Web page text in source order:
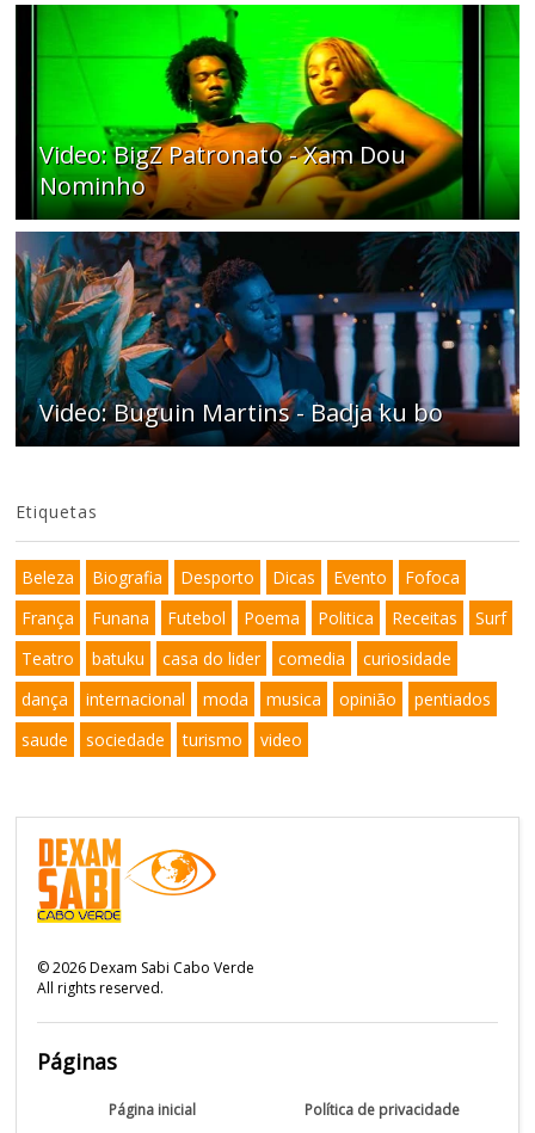
Video: BigZ Patronato - Xam Dou
Nominho
Video: Buguin Martins - Badja ku bo
Etiquetas
Beleza Biografia Desporto Dicas Evento
Fofoca
França
Funana Futebol Poema Politica Receitas
Surf
Teatro
batuku casa do lider comedia
curiosidade
dança
internacional moda musica opinião
pentiados
saude
sociedade turismo video
©2026Dexam Sabi Cabo Verde
All rights reserved.
Páginas
Página inicial Política de privacidade